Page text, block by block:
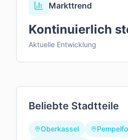
Markttrend
Kontinuierlich
Aktuelle Entwicklung
Beliebte Stadtteile
Oberkassel